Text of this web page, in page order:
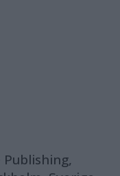
Publishing,